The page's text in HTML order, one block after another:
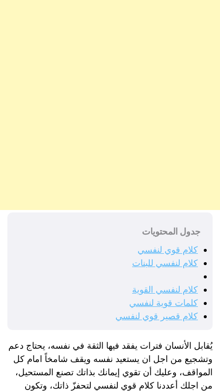
جدول المحتويات
كلام قوي لنفسي
كلام لنفسي للبنات
كلام لنفسي القوية
كلمات قوية لنفسي
كلام قصير قوي لنفسي
يُقابل الأنسان فترات يفقد فيها الثقة في نفسه، يحتاج دعم
وتشجيع من اجل ان يستعيد نفسه ويقف شامخاً امام كل
المواقف، وعليك أن تقوي إيمانك بذاتك تصنع المستحيل،
من اجلك أعددنا كلام قوي لنفسي لتحفزّ ذاتك، وتكون